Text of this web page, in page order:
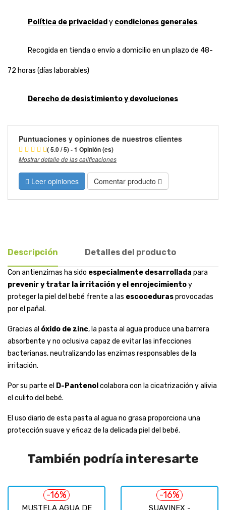
Política de privacidad y condiciones generales.
Recogida en tienda o envío a domicilio en un plazo de 48-
72 horas (días laborables)
Derecho de desistimiento y devoluciones
Puntuaciones y opiniones de nuestros clientes
( 5.0 / 5) - 1 Opinión (es)
Mostrar detalle de las calificaciones
Leer opiniones Comentar producto
Descripción Detalles del producto
Con antienzimas ha sido especialmente desarrollada para
prevenir y tratar la irritación y el enrojecimientoy
proteger la piel del bebé frente a las escocedurasprovocadas
por el pañal.
Gracias al óxido de zinc, la pasta al agua produce una barrera
absorbente y no oclusiva capaz de evitar las infecciones
bacterianas, neutralizando las enzimas responsables de la
irritación.
Por su parte el D-Pantenol colabora con la cicatrización y alivia
el culito del bebé.
El uso diario de esta pasta al agua no grasa proporciona una
protección suave y eficaz de la delicada piel del bebé.
También podría interesarte
MUSTELA AGUA DE
-16%
SUAVINEX -
-16%